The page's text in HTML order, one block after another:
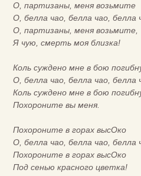
О, партизаны, меня возьмите
О, белла чао, белла чао, белла
О, партизаны, меня возьмите,
Я чую, смерть моя близка!
Коль суждено мне в бою
О, белла чао, белла чао, белла
Коль суждено мне в бою
Похороните вы меня.
Похороните в горах высОко
О, белла чао, белла чао, белла
Похороните в горах высОко
Под сенью красного цветка!